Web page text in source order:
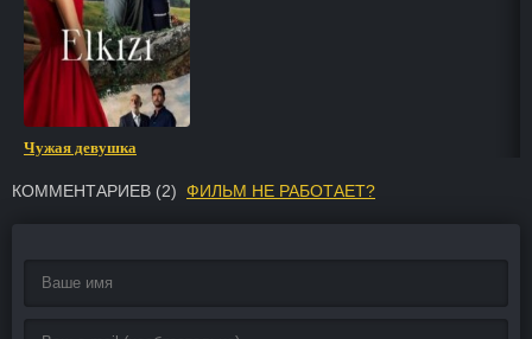
Чужая девушка
КОММЕНТАРИЕВ (2) ФИЛЬМ НЕ РАБОТАЕТ?